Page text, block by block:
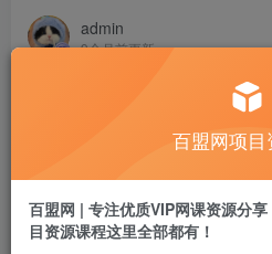
admin
9个月前更新
盟币
百盟网项
百盟网 | 专注优质VIP网课资源分
目资源课程这里全部都有！